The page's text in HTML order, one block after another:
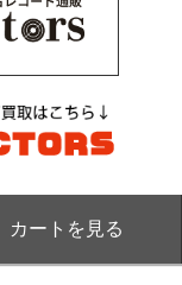
カートを見る